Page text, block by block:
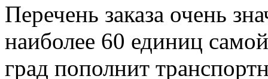
Перечень заказа очень
наиболее 60 единиц
град пополнит